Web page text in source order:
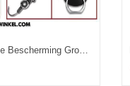
Moto Z3 Play Hoesje Bescherming Groen Anti-fall, Moto Z3 Play Hoesje Trend Mobiele Telefoon